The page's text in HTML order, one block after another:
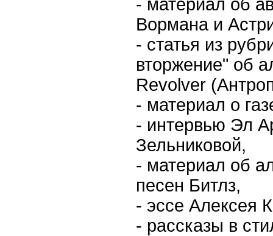
- материал об
Вормана и
- статья из
вторжение" об
Revolver
- материал о
- интервью Эл
Зельниковой,
- материал об
песен Битлз,
- эссе Алексея
- рассказы в